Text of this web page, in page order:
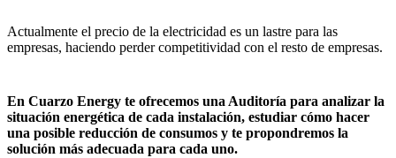
Actualmente el precio de la electricidad es un lastre para las
empresas, haciendo perder competitividad con el resto de empresas.
En Cuarzo Energy te ofrecemos una Auditoría para analizar la
situación energética de cada instalación, estudiar cómo hacer
una posible reducción de consumos y te propondremos la
solución más adecuada para cada uno.